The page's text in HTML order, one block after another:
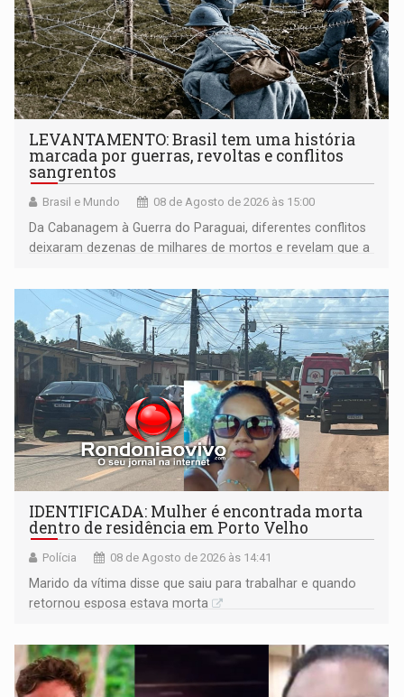
LEVANTAMENTO: Brasil tem uma história
marcada por guerras, revoltas e conflitos
sangrentos
Brasil e Mundo 08 de Agosto de 2026 às 15:00
Da Cabanagem à Guerra do Paraguai, diferentes conflitos
deixaram dezenas de milhares de mortos e revelam que a
territoriais e sociais
IDENTIFICADA: Mulher é encontrada morta
dentro de residência em Porto Velho
Polícia 08 de Agosto de 2026 às 14:41
Marido da vítima disse que saiu para trabalhar e quando
retornou esposa estava morta